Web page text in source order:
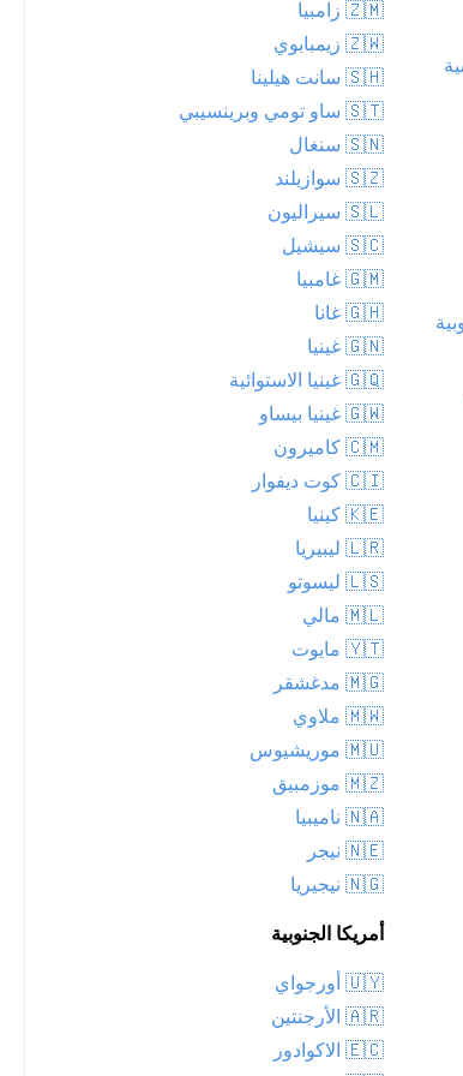
🇿🇲 زامبيا
🇿🇼 زيمبابوي
🇸🇭 سانت هيلينا
🇸🇹 ساو تومي وبرينسيبي
🇸🇳 سنغال
🇸🇿 سوازيلند
🇸🇱 سيراليون
🇸🇨 سيشيل
🇬🇲 غامبيا
🇬🇭 غانا
🇬🇳 غينيا
🇬🇶 غينيا الاستوائية
🇬🇼 غينيا بيساو
🇨🇲 كاميرون
🇨🇮 كوت ديفوار
🇰🇪 كينيا
🇱🇷 ليبيريا
🇱🇸 ليسوتو
🇲🇱 مالي
🇾🇹 مايوت
🇲🇬 مدغشقر
🇲🇼 ملاوي
🇲🇺 موريشيوس
🇲🇿 موزمبيق
🇳🇦 ناميبيا
🇳🇪 نيجر
🇳🇬 نيجيريا
أمريكا الجنوبية
🇺🇾 أورجواي
🇦🇷 الأرجنتين
🇪🇨 الاكوادور